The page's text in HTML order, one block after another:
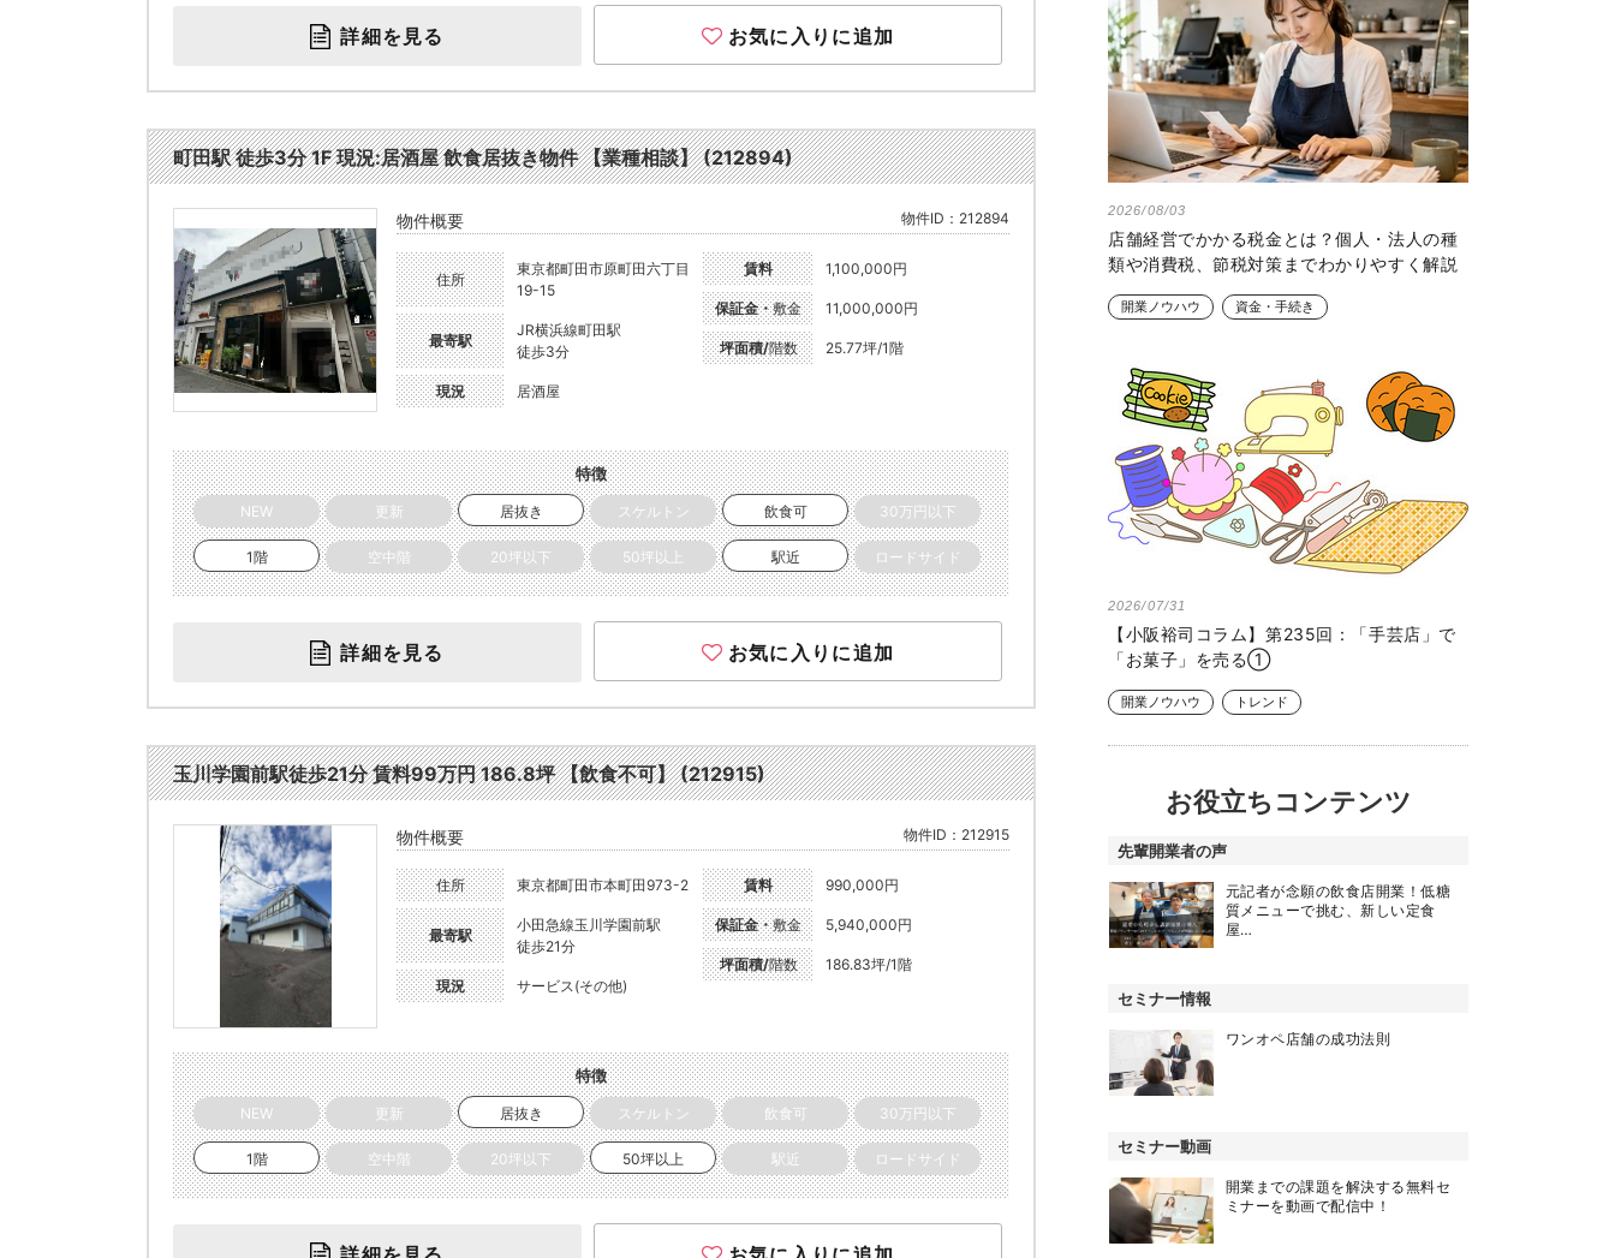
詳細を見る お気に入りに追加
町田駅 徒歩3分 1F 現況:居酒屋 飲食居抜き物件 【業種相談】 (212894)
物件概要 物件ID：212894
住所
東京都町田市原町田六丁目
19-15
最寄駅
JR横浜線町田駅
徒歩3分
現況 居酒屋
賃料 1,100,000円
保証金・敷金 11,000,000円
坪面積/階数 25.77坪/1階
特徴
NEW 更新 居抜き スケルトン 飲食可 30万円以下
1階 空中階 20坪以下 50坪以上 駅近 ロードサイド
詳細を見る お気に入りに追加
玉川学園前駅徒歩21分 賃料99万円 186.8坪 【飲食不可】 (212915)
物件概要 物件ID：212915
住所 東京都町田市本町田973-2
最寄駅
小田急線玉川学園前駅
徒歩21分
現況 サービス(その他)
賃料 990,000円
保証金・敷金 5,940,000円
坪面積/階数 186.83坪/1階
特徴
NEW 更新 居抜き スケルトン 飲食可 30万円以下
1階 空中階 20坪以下 50坪以上 駅近 ロードサイド
2026/08/03
店舗経営でかかる税金とは？個人・法人の種
類や消費税、節税対策までわかりやすく解説
開業ノウハウ 資金・手続き
2026/07/31
【小阪裕司コラム】第235回：「手芸店」で
「お菓子」を売る①
開業ノウハウ トレンド
お役立ちコンテンツ
先輩開業者の声
元記者が念願の飲食店開業！低糖
質メニューで挑む、新しい定食
屋…
セミナー情報
ワンオペ店舗の成功法則
セミナー動画
開業までの課題を解決する無料セ
ミナーを動画で配信中！